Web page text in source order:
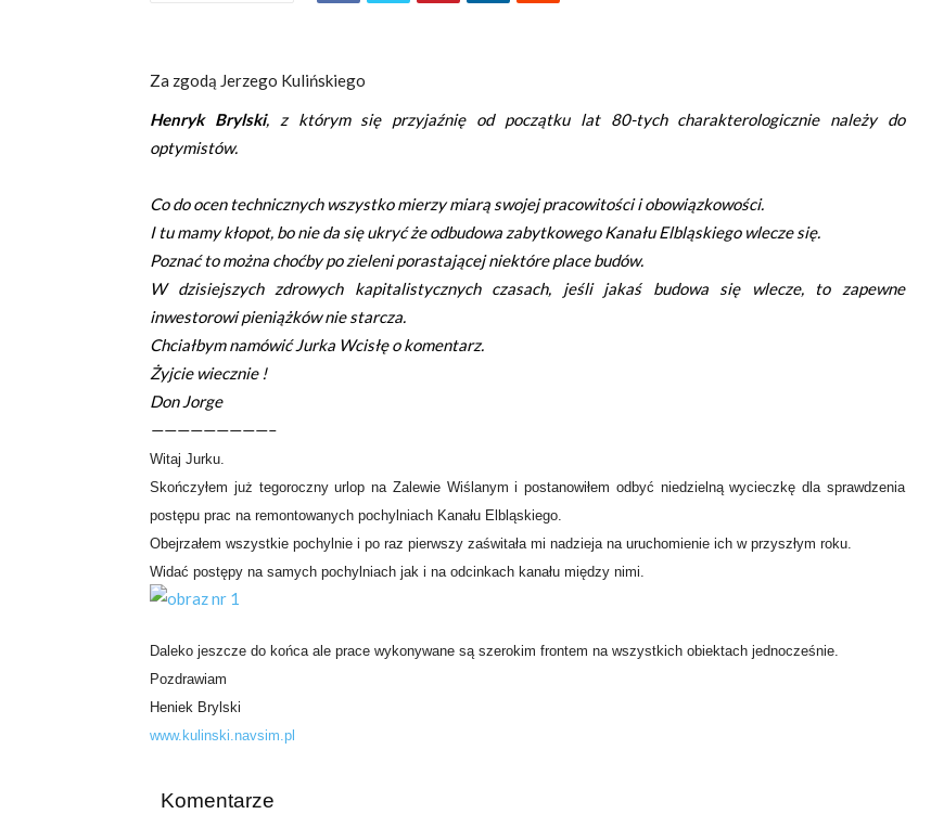
Za zgodą Jerzego Kulińskiego
Henryk Brylski, z którym się przyjaźnię od początku lat 80-tych charakterologicznie należy do
optymistów.
Co do ocen technicznych wszystko mierzy miarą swojej pracowitości i obowiązkowości.
I tu mamy kłopot, bo nie da się ukryć że odbudowa zabytkowego Kanału Elbląskiego wlecze się.
Poznać to można choćby po zieleni porastającej niektóre place budów.
W dzisiejszych zdrowych kapitalistycznych czasach, jeśli jakaś budowa się wlecze, to zapewne
inwestorowi pieniążków nie starcza.
Chciałbym namówić Jurka Wcisłę o komentarz.
Żyjcie wiecznie !
Don Jorge
—————————–
Witaj Jurku.
Skończyłem już tegoroczny urlop na Zalewie Wiślanym i postanowiłem odbyć niedzielną wycieczkę dla sprawdzenia
postępu prac na remontowanych pochylniach Kanału Elbląskiego.
Obejrzałem wszystkie pochylnie i po raz pierwszy zaświtała mi nadzieja na uruchomienie ich w przyszłym roku.
Widać postępy na samych pochylniach jak i na odcinkach kanału między nimi.
Daleko jeszcze do końca ale prace wykonywane są szerokim frontem na wszystkich obiektach jednocześnie.
Pozdrawiam
Heniek Brylski
www.kulinski.navsim.pl
Komentarze